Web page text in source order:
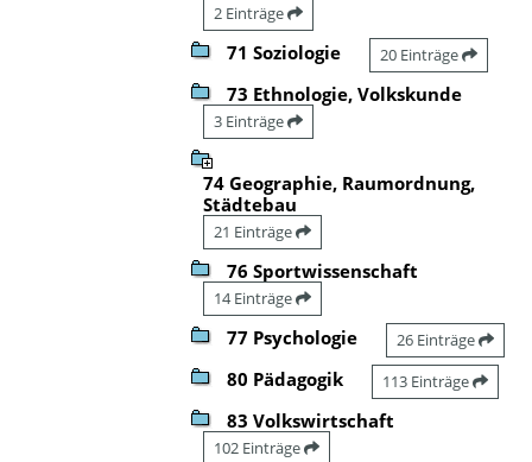
2 Einträge
71 Soziologie 20 Einträge
73 Ethnologie, Volkskunde
3 Einträge
74 Geographie, Raumordnung,
Städtebau
21 Einträge
76 Sportwissenschaft
14 Einträge
77 Psychologie 26 Einträge
80 Pädagogik 113 Einträge
83 Volkswirtschaft
102 Einträge